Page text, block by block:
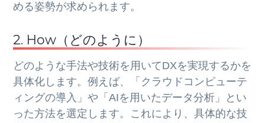
める姿勢が求められます。
2. How（どのように）
どのような手法や技術を用いてDXを実現するかを
具体化します。例えば、「クラウドコンピューテ
ィングの導入」や「AIを用いたデータ分析」とい
った方法を選定します。これにより、具体的な技